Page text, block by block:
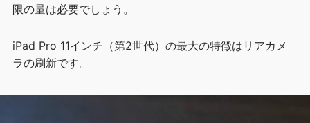
限の量は必要でしょう。
iPad Pro 11インチ（第2世代）の最大の特徴はリアカメ
ラの刷新です。